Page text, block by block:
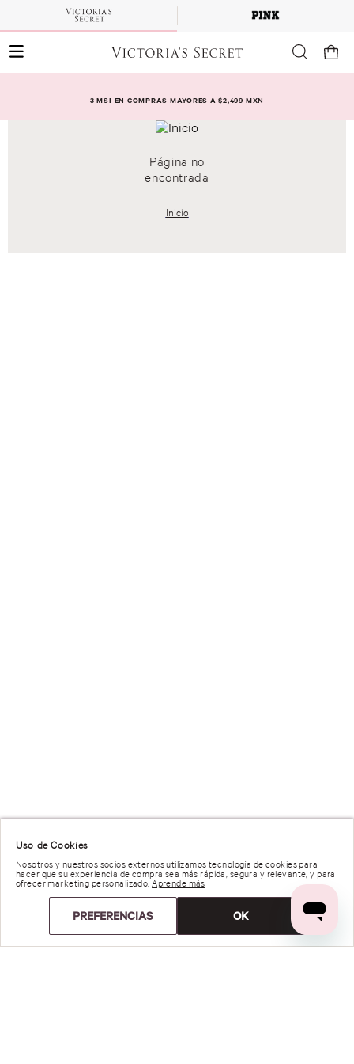
3 MSI EN COMPRAS MAYORES A $2,499 MXN
Uso de Cookies
Nosotros y nuestros socios externos utilizamos tecnología de cookies para
hacer que su experiencia de compra sea más rápida, segura y relevante, y para
ofrecer marketing personalizado. Aprende más
PREFERENCIAS OK
Página no
encontrada
Inicio